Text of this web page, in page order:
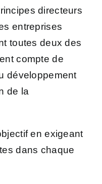
directeurs
entreprises
toutes deux des
compte de
développement
de la
en exigeant
dans chaque